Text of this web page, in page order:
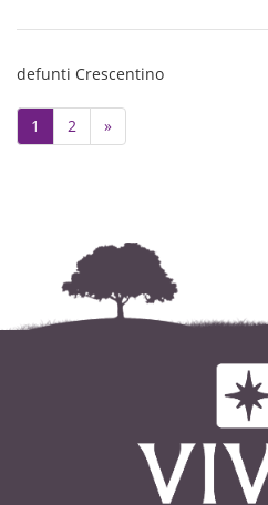
defunti Crescentino
1 2 »Next